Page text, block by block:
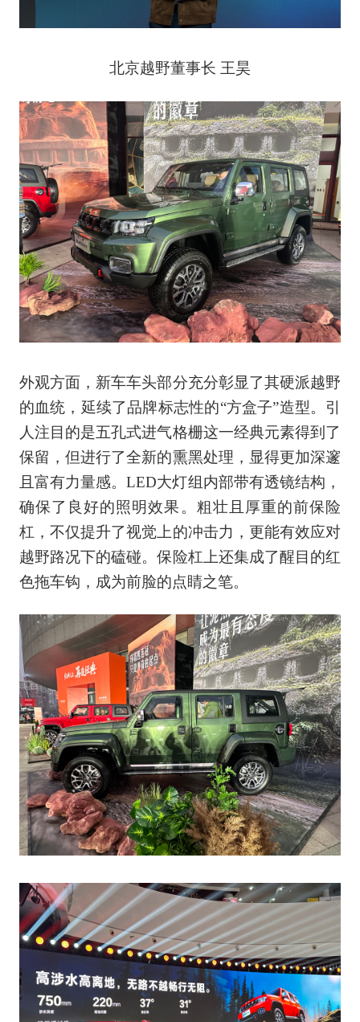
北京越野董事长 王昊
外观方面，新车车头部分充分彰显了其硬派越野
的血统，延续了品牌标志性的“方盒子”造型。引
人注目的是五孔式进气格栅这一经典元素得到了
保留，但进行了全新的熏黑处理，显得更加深邃
且富有力量感。LED大灯组内部带有透镜结构，
确保了良好的照明效果。粗壮且厚重的前保险
杠，不仅提升了视觉上的冲击力，更能有效应对
越野路况下的磕碰。保险杠上还集成了醒目的红
色拖车钩，成为前脸的点睛之笔。